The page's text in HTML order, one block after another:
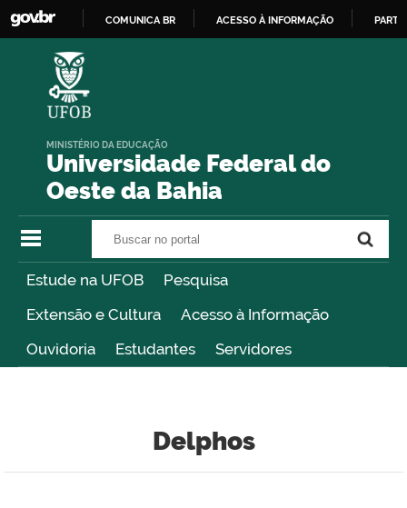
COMUNICA BR ACESSO À INFORMAÇÃO
Universidade Federal do
Oeste da Bahia
MINISTÉRIO DA EDUCAÇÃO
Estude na UFOB
Pesquisa
Extensão e Cultura
Acesso à Informação
Ouvidoria
Estudantes Servidores
Delphos